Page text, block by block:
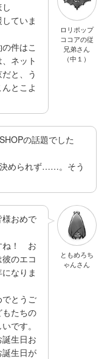
ロリポップ
ココアの従
兄弟さん
（中１）
ていま
件はこ
ネット
と、う
とこよ
の話題でした
められず……。そう
ともめろち
ゃんさん
おめで
ね！ お
のエコ
なりま
でとうご
たちの
です。
生日お
生日が